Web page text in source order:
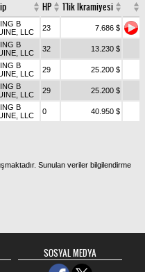
HP 1'lik Ikramiyesi
B
LLC
23 7.686 $
B
LLC
32 13.230 $
B
LLC
29 25.200 $
B
LLC
29 25.200 $
B
LLC
0
40.950 $
Sunulan veriler bilgilendirme
SOSYAL MEDYA